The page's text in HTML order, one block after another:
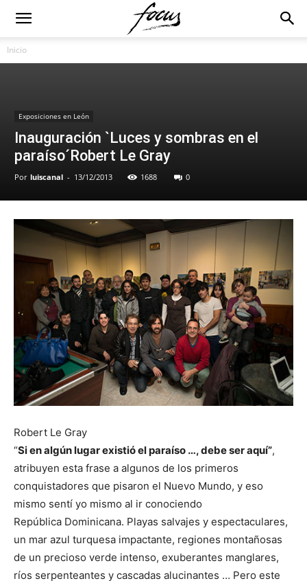
Inicio
Exposiciones en León
Inauguración `Luces y sombras en el
paraíso´Robert Le Gray
Por luiscanal - 13/12/2013 1688 0
Robert Le Gray
“Si en algún lugar existió el paraíso …, debe ser aquí”,
atribuyen esta frase a algunos de los primeros
conquistadores que pisaron el Nuevo Mundo, y eso
mismo sentí yo mismo al ir conociendo
República Dominicana. Playas salvajes y espectaculares,
un mar azul turquesa impactante, regiones montañosas
de un precioso verde intenso, exuberantes manglares,
ríos serpenteantes y cascadas alucinantes … Pero este